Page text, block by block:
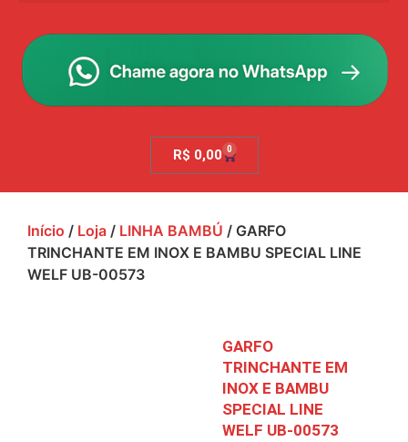
R$ 0,00 0
Início / Loja / LINHA BAMBÚ / GARFO
TRINCHANTE EM INOX E BAMBU SPECIAL LINE
WELF UB-00573
GARFO
TRINCHANTE EM
INOX E BAMBU
SPECIAL LINE
WELF UB-00573